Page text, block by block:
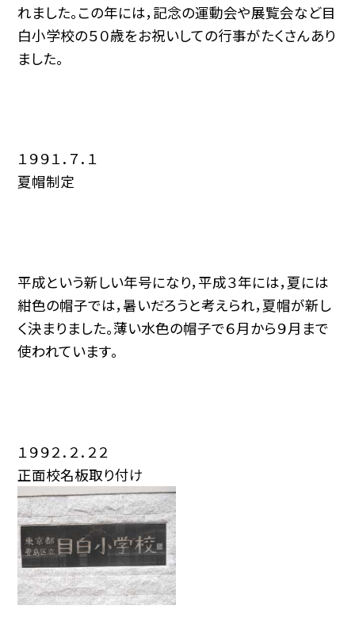
れました。この年には，記念の運動会や展覧会など目
白小学校の５０歳をお祝いしての行事がたくさんあり
ました。
１９９１．７．１
夏帽制定
平成という新しい年号になり，平成３年には，夏には
紺色の帽子では，暑いだろうと考えられ，夏帽が新し
く決まりました。薄い水色の帽子で６月から９月まで
使われています。
１９９２．２．２２
正面校名板取り付け